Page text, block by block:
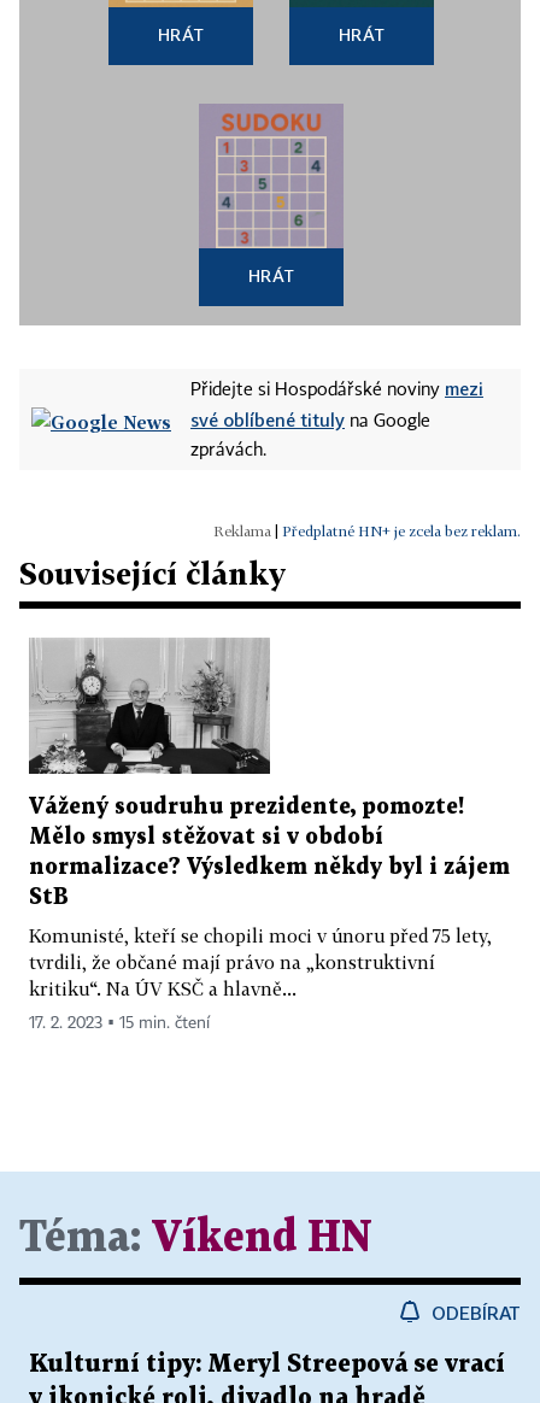
HRÁT HRÁT
HRÁT
Přidejte si Hospodářské noviny mezi
své oblíbené tituly na Google
zprávách.
Předplatné HN+ je zcela bez reklam.
Související články
Vážený soudruhu prezidente, pomozte!
Mělo smysl stěžovat si v období
normalizace? Výsledkem někdy byl i zájem
StB
Komunisté, kteří se chopili moci v únoru před 75 lety,
tvrdili, že občané mají právo na „konstruktivní
kritiku“. Na ÚV KSČ a hlavně...
17. 2. 2023 ▪ 15 min. čtení
Téma: Víkend HN
ODEBÍRAT
Kulturní tipy: Meryl Streepová se vrací
v ikonické roli, divadlo na hradě